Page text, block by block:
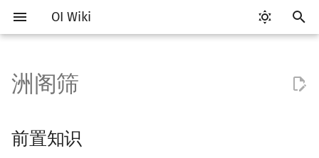
OI Wiki
入
以
始
Getting Started
关于本项目
比赛相关简介
赛事
工具软件简介
代码编辑工具
语言基础简介
C++ 基础
算法基础简介
复杂度
搜索部分简介
DFS（搜索）
动态规划部分简介
动态规划基础
字符串部分简介
字符串基础
数字系统简介
进位制
前置知识
定义
多项式与生成函数简介
代数基本定理
排列组合
抽屉原理
线性代数简介
向量
线性规划基础
单纯形法
基本概念
群论
基本概念
条件概率与独立性
博弈论简介
公平组合游戏
插值
数值积分
数据结构部分简介
栈
图论部分简介
图论相关概念
计算几何部分简介
二维计算几何基础
杂项简介
离散化
RMQ
并查集应用
洲阁筛
前置知识